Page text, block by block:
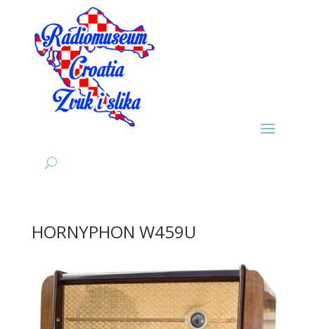
HORNYPHON W459U